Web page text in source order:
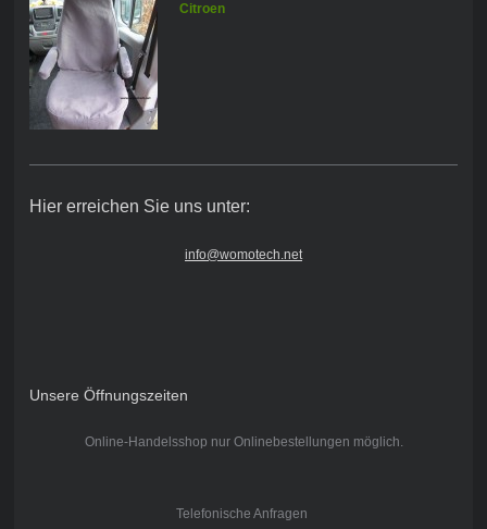
Citroen
Hier erreichen Sie uns unter:
info@womotech.net
Unsere Öffnungszeiten
Online-Handelsshop nur Onlinebestellungen möglich.
Telefonische Anfragen